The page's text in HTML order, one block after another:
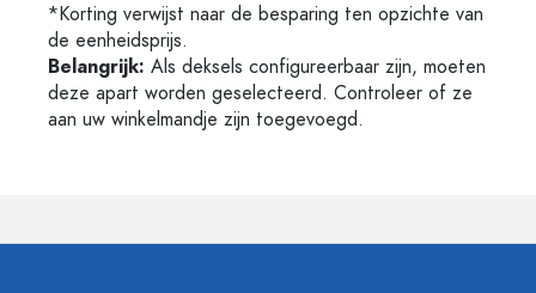
*Korting verwijst naar de besparing ten opzichte van
de eenheidsprijs.
Belangrijk: Als deksels configureerbaar zijn, moeten
deze apart worden geselecteerd. Controleer of ze
aan uw winkelmandje zijn toegevoegd.